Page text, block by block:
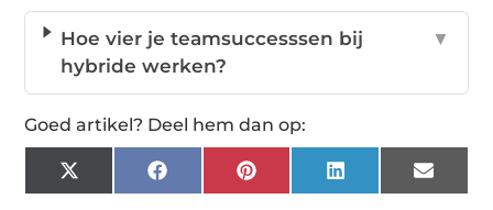
Hoe vier je teamsuccesssen bij
hybride werken?
▼
Goed artikel? Deel hem dan op:
X
(Twitter)
FacebookPinterestLinkedInEmail